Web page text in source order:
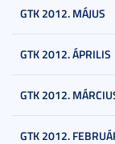
GTK 2012. MÁJUS
GTK 2012. ÁPRILIS
GTK 2012.
GTK 2012.